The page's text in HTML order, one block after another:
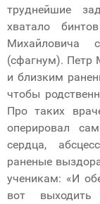
труднейшие
хватало
Михайловича
(сфагнум). Петр
и близким
чтобы
Про таких
оперировал
сердца,
раненые
ученикам: «И
вот выходить